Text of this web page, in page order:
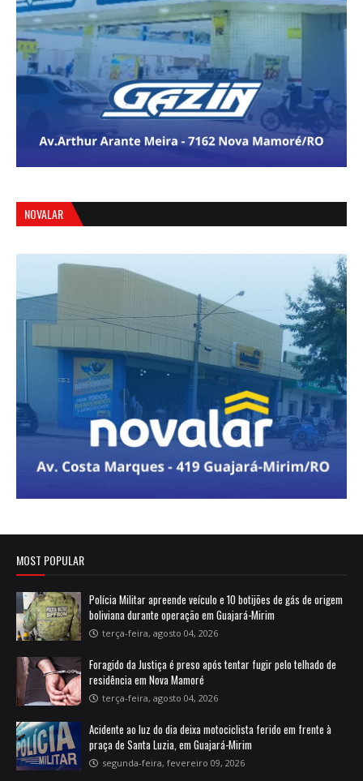
NOVALAR
MOST POPULAR
Polícia Militar apreende veículo e 10 botijões de gás de origem
boliviana durante operação em Guajará-Mirim
terça-feira, agosto 04, 2026
Foragido da Justiça é preso após tentar fugir pelo telhado de
residência em Nova Mamoré
terça-feira, agosto 04, 2026
Acidente ao luz do dia deixa motociclista ferido em frente à
praça de Santa Luzia, em Guajará-Mirim
segunda-feira, fevereiro 09, 2026